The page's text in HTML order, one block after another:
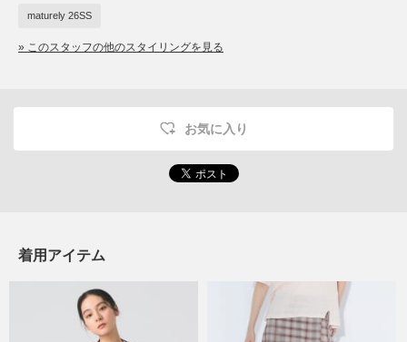
maturely 26SS
» このスタッフの他のスタイリングを見る
お気に入り
着用アイテム